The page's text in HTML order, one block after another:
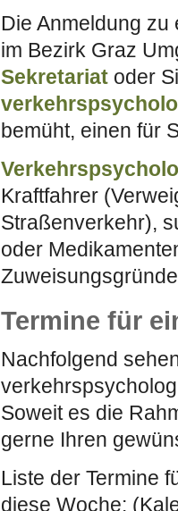
Die Anmeldung
im Bezirk Graz
Sekretariat oder
bemüht, einen für
Kraftfahrer
Straßenverkehr),
oder
Termine für
Nachfolgend
Soweit es die
gerne Ihren
Liste der Termine
diese Woche: